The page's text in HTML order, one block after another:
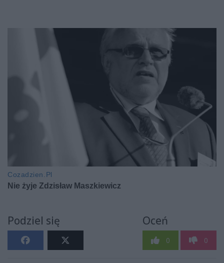
Podziel się Oceń
0 0